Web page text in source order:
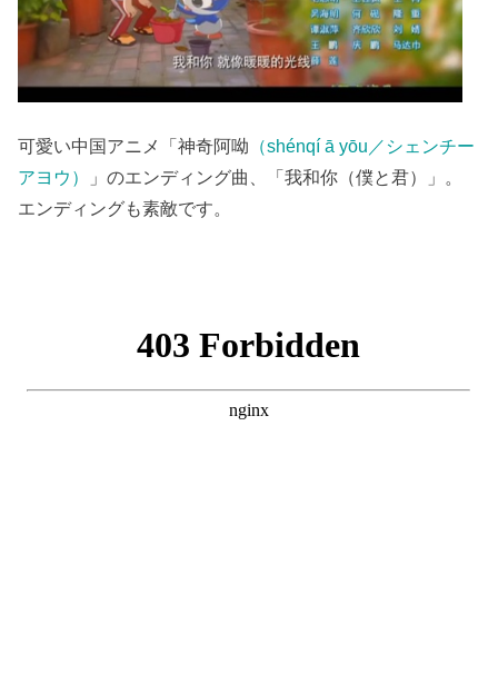
可愛い中国アニメ「神奇阿呦 （shénqí ā yōu／シェンチー
アヨウ）
」のエンディング曲、「我和你（僕と君）」。
エンディングも素敵です。